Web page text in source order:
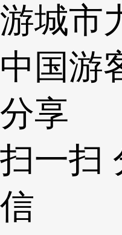
游城市
中国游
分享
扫一扫
信